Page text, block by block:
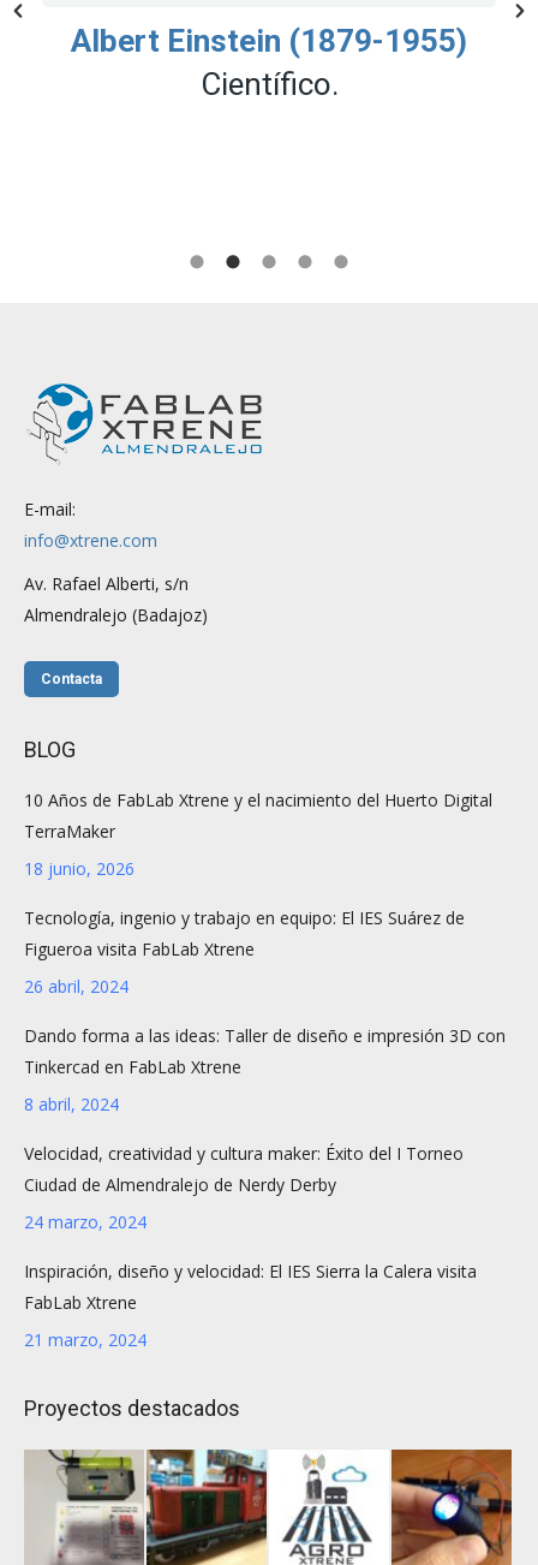
Albert Einstein (1879-1955)
Científico.
E-mail:
info@xtrene.com
Av. Rafael Alberti, s/n
Almendralejo (Badajoz)
Contacta
BLOG
10 Años de FabLab Xtrene y el nacimiento del Huerto Digital
TerraMaker
18 junio, 2026
Tecnología, ingenio y trabajo en equipo: El IES Suárez de
Figueroa visita FabLab Xtrene
26 abril, 2024
Dando forma a las ideas: Taller de diseño e impresión 3D con
Tinkercad en FabLab Xtrene
8 abril, 2024
Velocidad, creatividad y cultura maker: Éxito del I Torneo
Ciudad de Almendralejo de Nerdy Derby
24 marzo, 2024
Inspiración, diseño y velocidad: El IES Sierra la Calera visita
FabLab Xtrene
21 marzo, 2024
Proyectos destacados